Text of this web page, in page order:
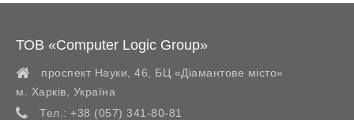
ТОВ «Computer Logic Group»
проспект Науки, 46, БЦ «Діамантове місто»
м. Харків
Україна
Тел.: +38 (057) 341-80-81